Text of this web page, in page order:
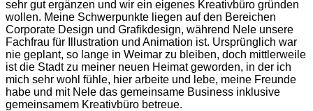
sehr gut ergänzen und wir ein eigenes Kreativbüro gründen
wollen. Meine Schwerpunkte liegen auf den Bereichen
Corporate Design und Grafikdesign, während Nele unsere
Fachfrau für Illustration und Animation ist. Ursprünglich war
nie geplant, so lange in Weimar zu bleiben, doch mittlerweile
ist die Stadt zu meiner neuen Heimat geworden, in der ich
mich sehr wohl fühle, hier arbeite und lebe, meine Freunde
habe und mit Nele das gemeinsame Business inklusive
gemeinsamem Kreativbüro betreue.